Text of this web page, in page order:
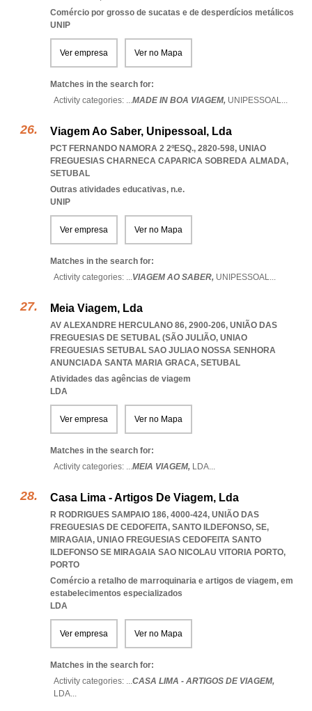
Comércio por grosso de sucatas e de desperdícios metálicos
UNIP
Ver empresa Ver no Mapa
Matches in the search for:
Activity categories: ...MADE IN BOA VIAGEM, UNIPESSOAL...
Viagem Ao Saber, Unipessoal, Lda
PCT FERNANDO NAMORA 2 2ºESQ., 2820-598, UNIAO
FREGUESIAS CHARNECA CAPARICA SOBREDA ALMADA,
SETUBAL
Outras atividades educativas, n.e.
UNIP
Ver empresa Ver no Mapa
Matches in the search for:
Activity categories: ...VIAGEM AO SABER, UNIPESSOAL...
Meia Viagem, Lda
AV ALEXANDRE HERCULANO 86, 2900-206, UNIÃO DAS
FREGUESIAS DE SETUBAL (SÃO JULIÃO, UNIAO
FREGUESIAS SETUBAL SAO JULIAO NOSSA SENHORA
ANUNCIADA SANTA MARIA GRACA, SETUBAL
Atividades das agências de viagem
LDA
Ver empresa Ver no Mapa
Matches in the search for:
Activity categories: ...MEIA VIAGEM, LDA...
Casa Lima - Artigos De Viagem, Lda
R RODRIGUES SAMPAIO 186, 4000-424, UNIÃO DAS
FREGUESIAS DE CEDOFEITA, SANTO ILDEFONSO, SE,
MIRAGAIA, UNIAO FREGUESIAS CEDOFEITA SANTO
ILDEFONSO SE MIRAGAIA SAO NICOLAU VITORIA PORTO,
PORTO
Comércio a retalho de marroquinaria e artigos de viagem, em
estabelecimentos especializados
LDA
Ver empresa Ver no Mapa
Matches in the search for:
Activity categories: ...CASA LIMA - ARTIGOS DE VIAGEM,
LDA...